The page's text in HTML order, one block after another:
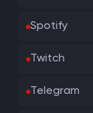
Spotify
Twitch
Telegram